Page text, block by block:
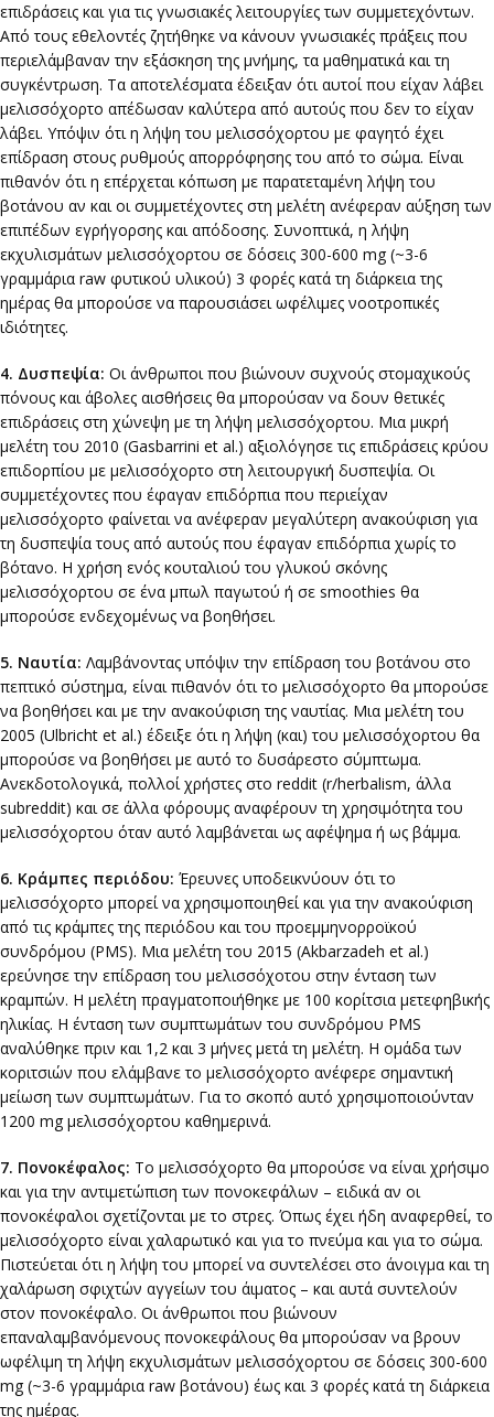
επιδράσεις και για τις γνωσιακές λειτουργίες των συμμετεχόντων.
Από τους εθελοντές ζητήθηκε να κάνουν γνωσιακές πράξεις που
περιελάμβαναν την εξάσκηση της μνήμης, τα μαθηματικά και τη
συγκέντρωση. Τα αποτελέσματα έδειξαν ότι αυτοί που είχαν λάβει
μελισσόχορτο απέδωσαν καλύτερα από αυτούς που δεν το είχαν
λάβει. Υπόψιν ότι η λήψη του μελισσόχορτου με φαγητό έχει
επίδραση στους ρυθμούς απορρόφησης του από το σώμα. Είναι
πιθανόν ότι η επέρχεται κόπωση με παρατεταμένη λήψη του
βοτάνου αν και οι συμμετέχοντες στη μελέτη ανέφεραν αύξηση των
επιπέδων εγρήγορσης και απόδοσης. Συνοπτικά, η λήψη
εκχυλισμάτων μελισσόχορτου σε δόσεις 300-600 mg (~3-6
γραμμάρια raw φυτικού υλικού) 3 φορές κατά τη διάρκεια της
ημέρας θα μπορούσε να παρουσιάσει ωφέλιμες νοοτροπικές
ιδιότητες.
4. Δυσπεψία: Οι άνθρωποι που βιώνουν συχνούς στομαχικούς
πόνους και άβολες αισθήσεις θα μπορούσαν να δουν θετικές
επιδράσεις στη χώνεψη με τη λήψη μελισσόχορτου. Μια μικρή
μελέτη του 2010 (Gasbarrini et al.) αξιολόγησε τις επιδράσεις κρύου
επιδορπίου με μελισσόχορτο στη λειτουργική δυσπεψία. Οι
συμμετέχοντες που έφαγαν επιδόρπια που περιείχαν
μελισσόχορτο φαίνεται να ανέφεραν μεγαλύτερη ανακούφιση για
τη δυσπεψία τους από αυτούς που έφαγαν επιδόρπια χωρίς το
βότανο. Η χρήση ενός κουταλιού του γλυκού σκόνης
μελισσόχορτου σε ένα μπωλ παγωτού ή σε smoothies θα
μπορούσε ενδεχομένως να βοηθήσει.
5. Ναυτία: Λαμβάνοντας υπόψιν την επίδραση του βοτάνου στο
πεπτικό σύστημα, είναι πιθανόν ότι το μελισσόχορτο θα μπορούσε
να βοηθήσει και με την ανακούφιση της ναυτίας. Μια μελέτη του
2005 (Ulbricht et al.) έδειξε ότι η λήψη (και) του μελισσόχορτου θα
μπορούσε να βοηθήσει με αυτό το δυσάρεστο σύμπτωμα.
Ανεκδοτολογικά, πολλοί χρήστες στο reddit (r/herbalism, άλλα
subreddit) και σε άλλα φόρουμς αναφέρουν τη χρησιμότητα του
μελισσόχορτου όταν αυτό λαμβάνεται ως αφέψημα ή ως βάμμα.
6. Κράμπες περιόδου: Έρευνες υποδεικνύουν ότι το
μελισσόχορτο μπορεί να χρησιμοποιηθεί και για την ανακούφιση
από τις κράμπες της περιόδου και του προεμμηνορροϊκού
συνδρόμου (PMS). Μια μελέτη του 2015 (Akbarzadeh et al.)
ερεύνησε την επίδραση του μελισσόχοτου στην ένταση των
κραμπών. Η μελέτη πραγματοποιήθηκε με 100 κορίτσια μετεφηβικής
ηλικίας. Η ένταση των συμπτωμάτων του συνδρόμου PMS
αναλύθηκε πριν και 1,2 και 3 μήνες μετά τη μελέτη. Η ομάδα των
κοριτσιών που ελάμβανε το μελισσόχορτο ανέφερε σημαντική
μείωση των συμπτωμάτων. Για το σκοπό αυτό χρησιμοποιούνταν
1200 mg μελισσόχορτου καθημερινά.
7. Πονοκέφαλος: To μελισσόχορτο θα μπορούσε να είναι χρήσιμο
και για την αντιμετώπιση των πονοκεφάλων – ειδικά αν οι
πονοκέφαλοι σχετίζονται με το στρες. Όπως έχει ήδη αναφερθεί, το
μελισσόχορτο είναι χαλαρωτικό και για το πνεύμα και για το σώμα.
Πιστεύεται ότι η λήψη του μπορεί να συντελέσει στο άνοιγμα και τη
χαλάρωση σφιχτών αγγείων του άιματος – και αυτά συντελούν
στον πονοκέφαλο. Οι άνθρωποι που βιώνουν
επαναλαμβανόμενους πονοκεφάλους θα μπορούσαν να βρουν
ωφέλιμη τη λήψη εκχυλισμάτων μελισσόχορτου σε δόσεις 300-600
mg (~3-6 γραμμάρια raw βοτάνου) έως και 3 φορές κατά τη διάρκεια
της ημέρας.